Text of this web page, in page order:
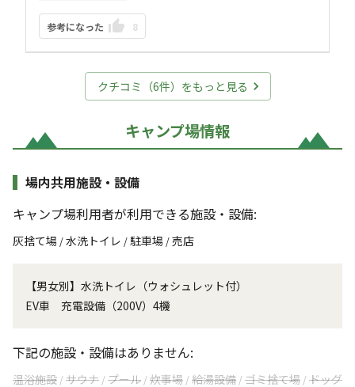
参考になった 8
クチコミ（6件）をもっと見る
キャンプ場情報
場内共用施設・設備
キャンプ場利用者が利用できる施設・設備:
灰捨て場 /水洗トイレ /駐車場 /売店
【男女別】水洗トイレ（ウォシュレット付）
EV車 充電設備（200V）4機
下記の施設・設備はありません:
温浴施設 /サウナ /プール /炊事場 /給湯設備 /ゴミ捨て場 /ドッグ